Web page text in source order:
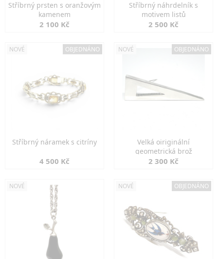
Stříbrný prsten s oranžovým
kamenem
2 100 Kč
Stříbrný náhrdelník s
motivem listů
2 500 Kč
NOVÉ OBJEDNÁNO
Stříbrný náramek s citríny
4 500 Kč
NOVÉ OBJEDNÁNO
Velká oiriginální
geometrická brož
2 300 Kč
NOVÉ NOVÉ OBJEDNÁNO